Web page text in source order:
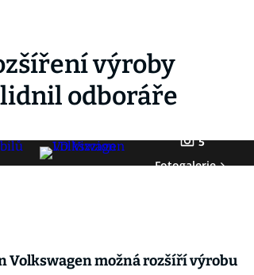
výroby
odboráře
5
Fotogalerie
Volkswagen možná rozšíří výrobu